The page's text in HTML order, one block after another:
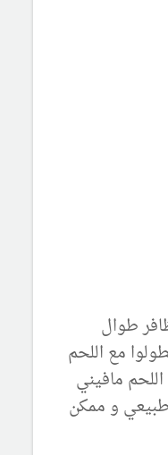
طوال
مع اللحم
مافيني
و ممكن